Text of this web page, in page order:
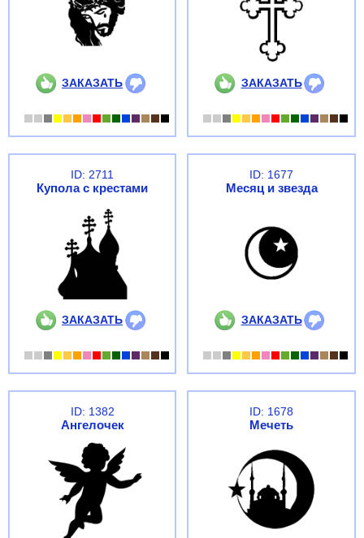
ЗАКАЗАТЬ ЗАКАЗАТЬ
ID: 2711
Купола с крестами
ЗАКАЗАТЬ
ID: 1677
Месяц и звезда
ЗАКАЗАТЬ
ID: 1382
Ангелочек
ID: 1678
Мечеть